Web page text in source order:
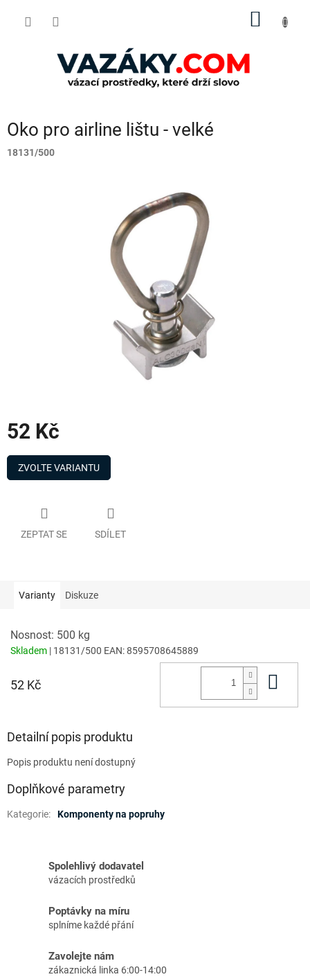
Oko pro airline lištu - velké
18131/500
52 Kč
Měrná
cena:
ZVOLTE VARIANTU
ZEPTAT SE SDÍLET
Varianty Diskuze
Nosnost: 500 kg
Skladem | 18131/500 EAN:8595708645889
52 Kč
Detailní popis produktu
Popis produktu není dostupný
Doplňkové parametry
Kategorie: Komponenty na popruhy
Spolehlivý dodavatel
vázacích prostředků
Poptávky na míru
splníme každé přání
Zavolejte nám
zákaznická linka 6:00-14:00